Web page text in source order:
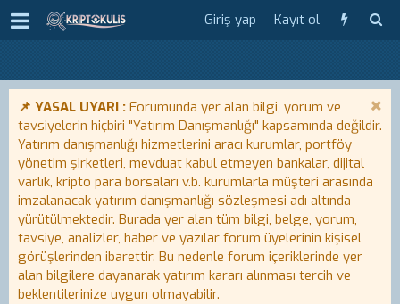
Giriş yap Kayıt ol
📌 YASAL UYARI : Forumunda yer alan bilgi, yorum ve
tavsiyelerin hiçbiri "Yatırım Danışmanlığı" kapsamında değildir.
Yatırım danışmanlığı hizmetlerini aracı kurumlar, portföy
yönetim şirketleri, mevduat kabul etmeyen bankalar, dijital
varlık, kripto para borsaları v.b. kurumlarla müşteri arasında
imzalanacak yatırım danışmanlığı sözleşmesi adı altında
yürütülmektedir. Burada yer alan tüm bilgi, belge, yorum,
tavsiye, analizler, haber ve yazılar forum üyelerinin kişisel
görüşlerinden ibarettir. Bu nedenle forum içeriklerinde yer
alan bilgilere dayanarak yatırım kararı alınması tercih ve
beklentilerinize uygun olmayabilir.